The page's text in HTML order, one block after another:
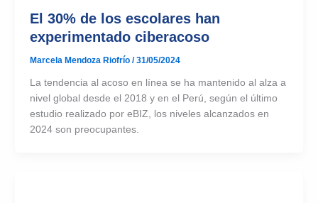
El 30% de los escolares han
experimentado ciberacoso
Marcela Mendoza Riofrío /31/05/2024
La tendencia al acoso en línea se ha mantenido al alza a
nivel global desde el 2018 y en el Perú, según el último
estudio realizado por eBIZ, los niveles alcanzados en
2024 son preocupantes.